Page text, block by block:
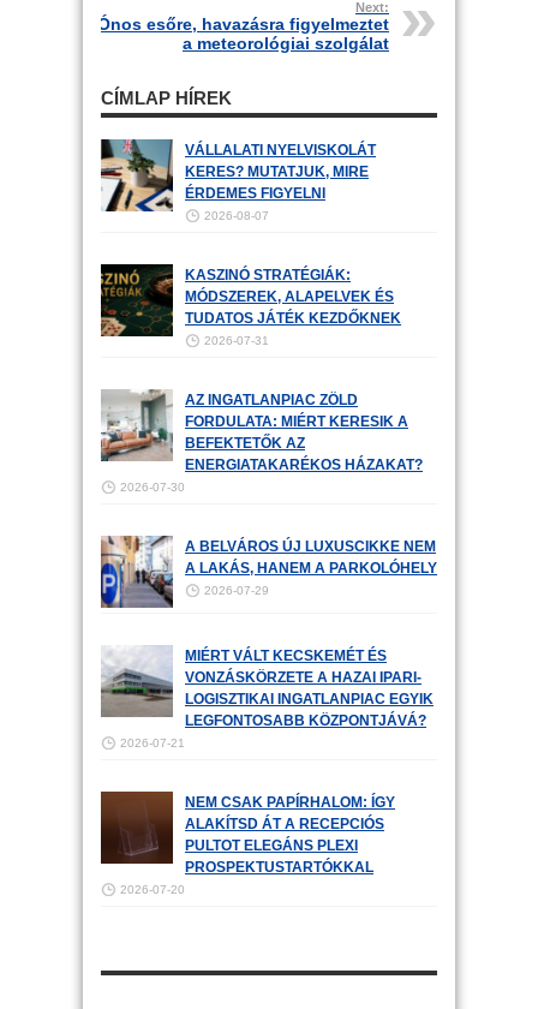
Next:
Ónos esőre, havazásra figyelmeztet
a meteorológiai szolgálat
CÍMLAP HÍREK
VÁLLALATI NYELVISKOLÁT
KERES? MUTATJUK, MIRE
ÉRDEMES FIGYELNI
2026-08-07
KASZINÓ STRATÉGIÁK:
MÓDSZEREK, ALAPELVEK ÉS
TUDATOS JÁTÉK KEZDŐKNEK
2026-07-31
AZ INGATLANPIAC ZÖLD
FORDULATA: MIÉRT KERESIK A
BEFEKTETŐK AZ
ENERGIATAKARÉKOS HÁZAKAT?
2026-07-30
A BELVÁROS ÚJ LUXUSCIKKE NEM
A LAKÁS, HANEM A PARKOLÓHELY
2026-07-29
MIÉRT VÁLT KECSKEMÉT ÉS
VONZÁSKÖRZETE A HAZAI IPARI-
LOGISZTIKAI INGATLANPIAC EGYIK
LEGFONTOSABB KÖZPONTJÁVÁ?
2026-07-21
NEM CSAK PAPÍRHALOM: ÍGY
ALAKÍTSD ÁT A RECEPCIÓS
PULTOT ELEGÁNS PLEXI
PROSPEKTUSTARTÓKKAL
2026-07-20